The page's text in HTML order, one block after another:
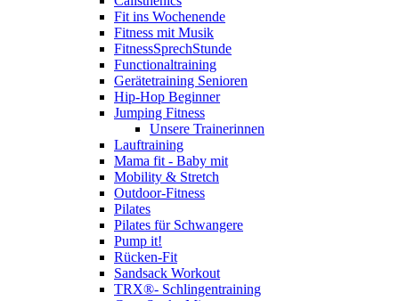
Fit ins Wochenende
Fitness mit Musik
FitnessSprechStunde
Functionaltraining
Gerätetraining Senioren
Hip-Hop Beginner
Jumping Fitness
Unsere Trainerinnen
Lauftraining
Mama fit - Baby mit
Mobility & Stretch
Outdoor-Fitness
Pilates
Pilates für Schwangere
Pump it!
Rücken-Fit
Sandsack Workout
TRX®- Schlingentraining